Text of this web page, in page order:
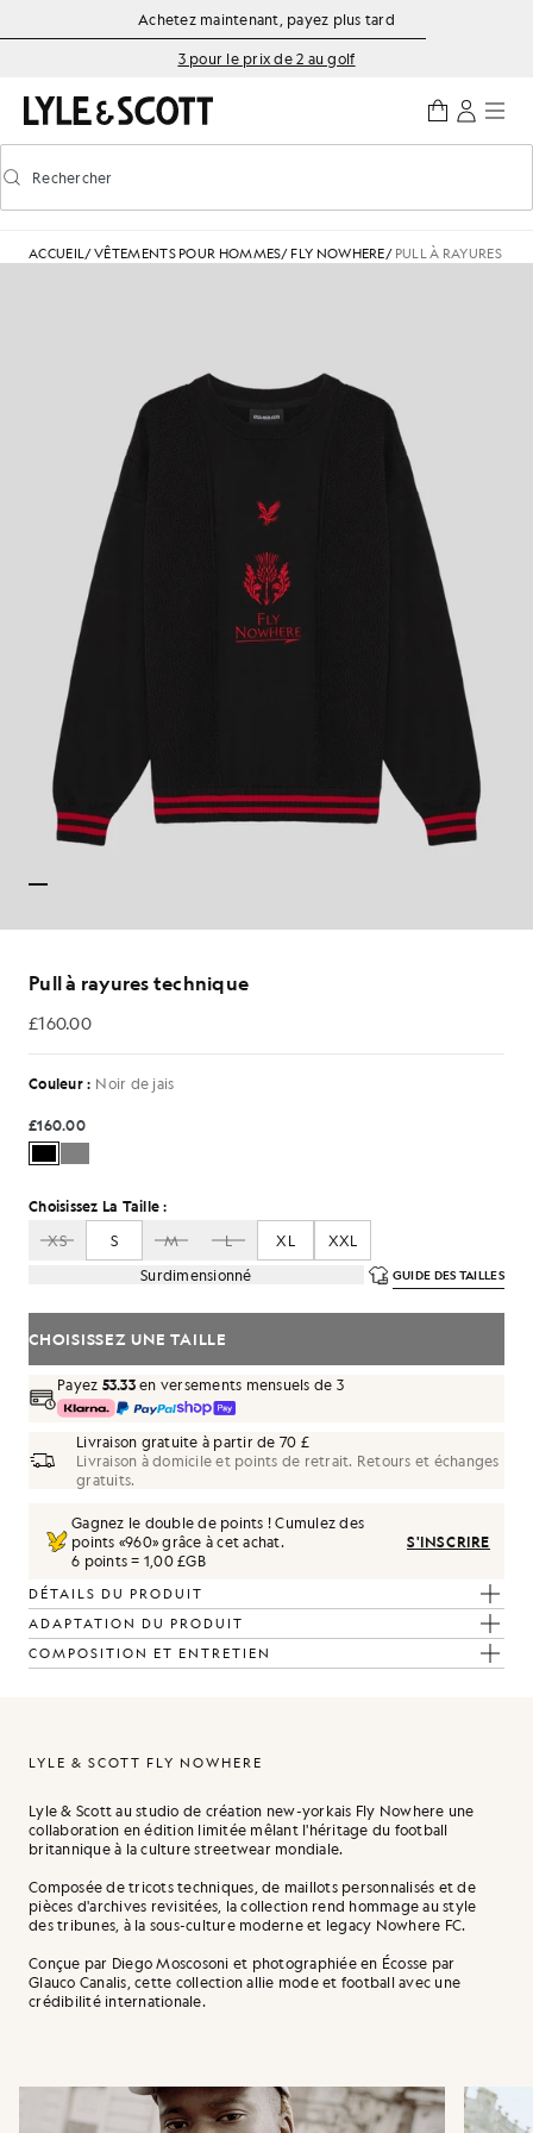
Aller directement au contenu principal
Informations sur l'accessibilité
Achetez maintenant, payez plus tard
3 pour le prix de 2 au golf
Activer/désactiver la recherche prédictive
Rechercher
ACCUEIL/VÊTEMENTS POUR HOMMES/ FLY NOWHERE/ PULL À RAYURES
Pull à rayures technique
£160.00
£160.00
Couleur : Noir de jais
£160.00
Choisissez La Taille :
XS
S M L XL
XXL
Surdimensionné
GUIDE DES TAILLES
CHOISISSEZ UNE TAILLE
Payez 53.33en versements mensuels de 3
Livraison gratuite à partir de 70 £
Livraison à domicile et points de retrait. Retours et échanges
gratuits.
Gagnez le double de points ! Cumulez des
points «960» grâce à cet achat.
6 points = 1,00 £GB
S'INSCRIRE
DÉTAILS DU PRODUIT
ADAPTATION DU PRODUIT
COMPOSITION ET ENTRETIEN
LYLE & SCOTT FLY NOWHERE
Lyle & Scott au studio de création new-yorkais Fly Nowhere une
collaboration en édition limitée mêlant l'héritage du football
britannique à la culture streetwear mondiale.
Composée de tricots techniques, de maillots personnalisés et de
pièces d'archives revisitées, la collection rend hommage au style
des tribunes, à la sous-culture moderne et legacy Nowhere FC.
Conçue par Diego Moscosoni et photographiée en Écosse par
Glauco Canalis, cette collection allie mode et football avec une
crédibilité internationale.